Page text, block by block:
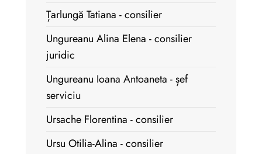
Țarlungă Tatiana - consilier
Ungureanu Alina Elena - consilier
juridic
Ungureanu Ioana Antoaneta - șef
serviciu
Ursache Florentina - consilier
Ursu Otilia-Alina - consilier